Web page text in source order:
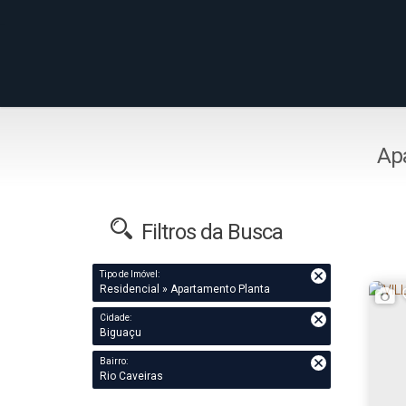
Filtros da Busca
Tipo de Imóvel:
Residencial » Apartamento Planta
Cidade:
Biguaçu
Bairro:
Rio Caveiras